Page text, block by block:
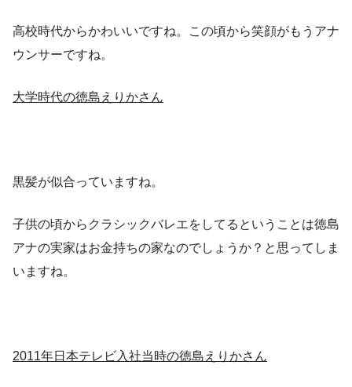
高校時代からかわいいですね。この頃から笑顔がもうアナ
ウンサーですね。
大学時代の徳島えりかさん
黒髪が似合っていますね。
子供の頃からクラシックバレエをしてるということは徳島
アナの実家はお金持ちの家なのでしょうか？と思ってしま
いますね。
2011年日本テレビ入社当時の徳島えりかさん